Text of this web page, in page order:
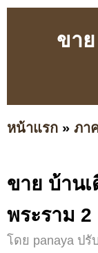
ขา
หน้าแรก » ภา
ขาย บ้าน
พระราม
โดย panaya ปรั